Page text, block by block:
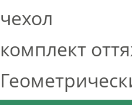
чехол
комплект